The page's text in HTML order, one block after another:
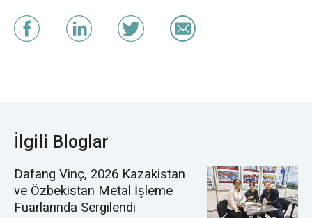
İlgili Bloglar
Dafang Vinç, 2026 Kazakistan
ve Özbekistan Metal İşleme
Fuarlarında Sergilendi